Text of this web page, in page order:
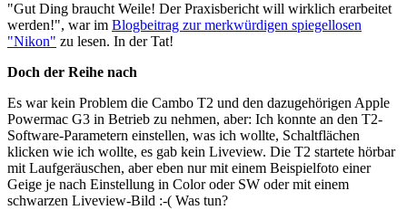
"Gut Ding braucht Weile! Der Praxisbericht will wirklich erarbeitet
werden!", war im Blogbeitrag zur merkwürdigen spiegellosen
"Nikon" zu lesen. In der Tat!
Doch der Reihe nach
Es war kein Problem die Cambo T2 und den dazugehörigen Apple
Powermac G3 in Betrieb zu nehmen, aber: Ich konnte an den T2-
Software-Parametern einstellen, was ich wollte, Schaltflächen
klicken wie ich wollte, es gab kein Liveview. Die T2 startete hörbar
mit Laufgeräuschen, aber eben nur mit einem Beispielfoto einer
Geige je nach Einstellung in Color oder SW oder mit einem
schwarzen Liveview-Bild :-( Was tun?